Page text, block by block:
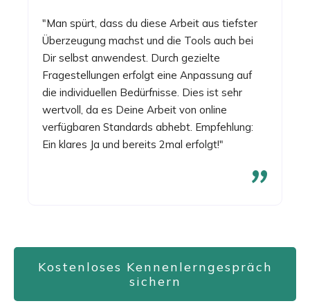
"Man spürt, dass du diese Arbeit aus tiefster
Überzeugung machst und die Tools auch bei
Dir selbst anwendest. Durch gezielte
Fragestellungen erfolgt eine Anpassung auf
die individuellen Bedürfnisse. Dies ist sehr
wertvoll, da es Deine Arbeit von online
verfügbaren Standards abhebt. Empfehlung:
Ein klares Ja und bereits 2mal erfolgt!"
"
Kostenloses Kennenlerngespräch
sichern